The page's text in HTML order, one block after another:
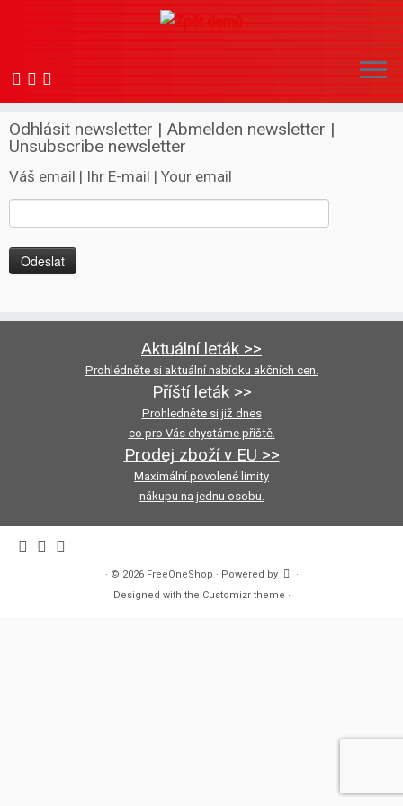
Skip
to
content
Odhlásit newsletter | Abmelden newsletter |
Unsubscribe newsletter
Váš email | Ihr E-mail | Your email
Aktuální leták >>
Prohlédněte si aktuální nabídku akčních cen.
Příští leták >>
Prohledněte si již dnes
co pro Vás chystáme příště.
Prodej zboží v EU >>
Maximální povolené limity
nákupu na jednu osobu.
· © 2026 FreeOneShop · Powered by
·
Designed with the Customizr theme ·